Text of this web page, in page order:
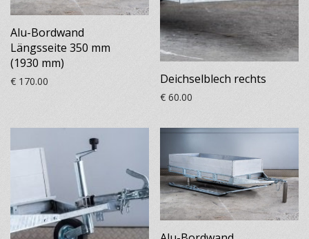
Alu-Bordwand
Längsseite 350 mm
(1930 mm)
€ 170.00 Deichselblech rechts
€ 60.00